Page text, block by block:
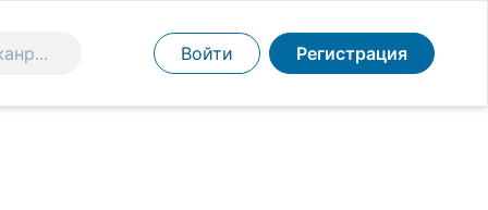
Войти Регистрация